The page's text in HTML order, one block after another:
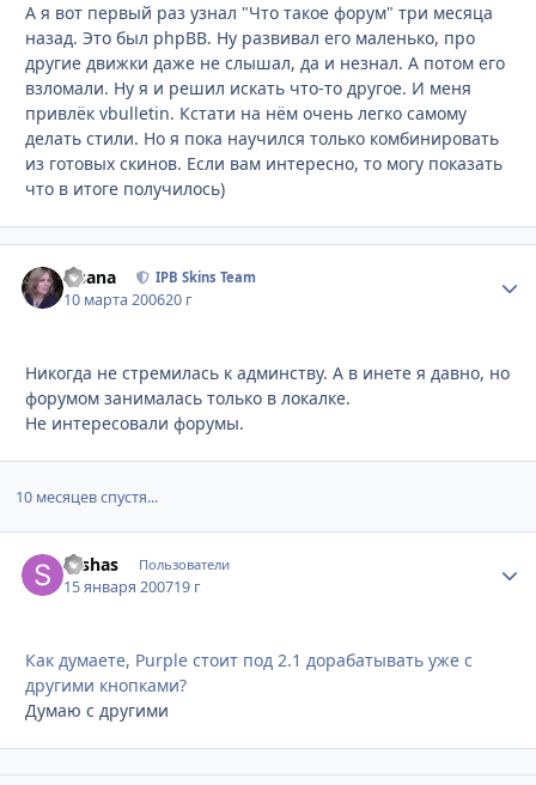
А я вот первый раз узнал "Что такое форум" три месяца
назад. Это был phpBB. Ну развивал его маленько, про
другие движки даже не слышал, да и незнал. А потом его
взломали. Ну я и решил искать что-то другое. И меня
привлёк vbulletin. Кстати на нём очень легко самому
делать стили. Но я пока научился только комбинировать
из готовых скинов. Если вам интересно, то могу показать
что в итоге получилось)
Fisana IPB Skins Team
10 марта 200620 г
Никогда не стремилась к админству. А в инете я давно, но
форумом занималась только в локалке.
Не интересовали форумы.
10 месяцев спустя...
sashas Пользователи
15 января 200719 г
Как думаете, Purple стоит под 2.1 дорабатывать уже с
другими кнопками?
Думаю с другими